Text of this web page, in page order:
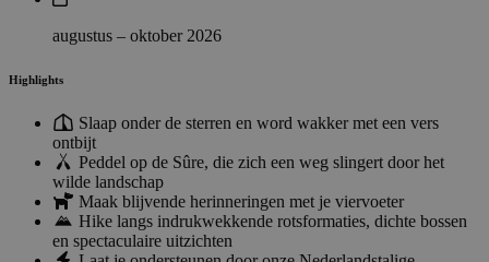
augustus – oktober 2026
Highlights
Slaap onder de sterren en word wakker met een vers
ontbijt
Peddel op de Sûre, die zich een weg slingert door het
wilde landschap
Maak blijvende herinneringen met je viervoeter
Hike langs indrukwekkende rotsformaties, dichte bossen
en spectaculaire uitzichten